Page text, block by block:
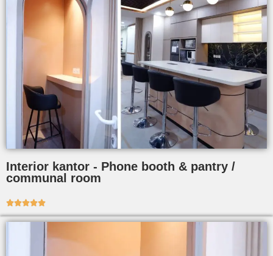
Interior kantor - Phone booth & pantry /
communal room
